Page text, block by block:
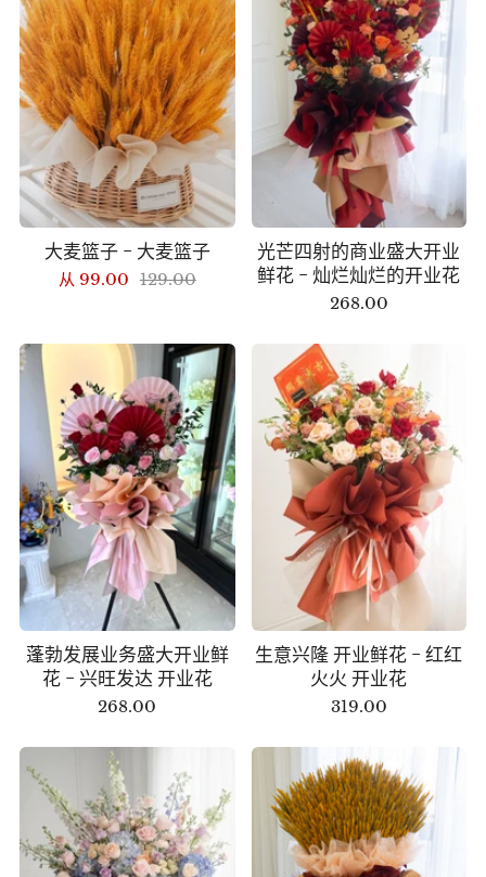
大麦篮子 - 大麦篮子
从 99.00 129.00
光芒四射的商业盛大开业
鲜花 - 灿烂灿烂的开业花
268.00
蓬勃发展业务盛大开业鲜
花 - 兴旺发达 开业花
268.00
生意兴隆 开业鲜花 - 红红
火火 开业花
319.00